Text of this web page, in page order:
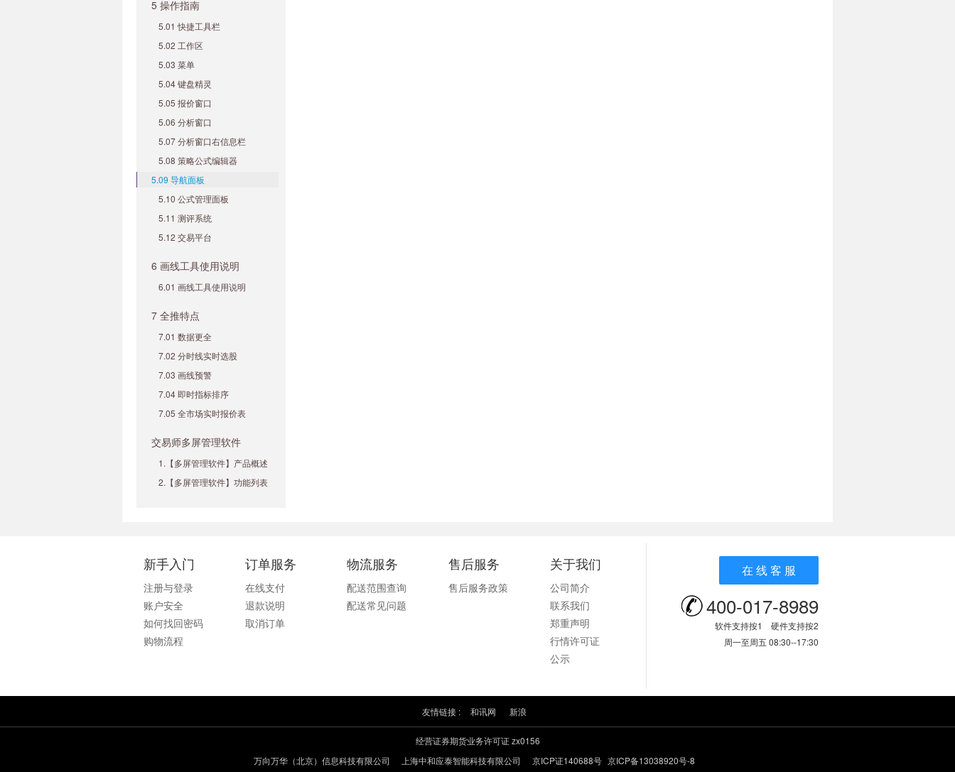
5 操作指南
5.01 快捷工具栏
5.02 工作区
5.03 菜单
5.04 键盘精灵
5.05 报价窗口
5.06 分析窗口
5.07 分析窗口右信息栏
5.08 策略公式编辑器
5.09 导航面板
5.10 公式管理面板
5.11 测评系统
5.12 交易平台
6 画线工具使用说明
6.01 画线工具使用说明
7 全推特点
7.01 数据更全
7.02 分时线实时选股
7.03 画线预警
7.04 即时指标排序
7.05 全市场实时报价表
交易师多屏管理软件
1.【多屏管理软件】产品概述
2.【多屏管理软件】功能列表
新手入门
注册与登录
账户安全
如何找回密码
购物流程
订单服务
在线支付
退款说明
取消订单
物流服务
配送范围查询
配送常见问题
售后服务
售后服务政策
关于我们
公司简介
联系我们
郑重声明
行情许可证
公示
在 线 客 服
400-017-8989
软件支持按1 硬件支持按2
周一至周五 08:30--17:30
友情链接 : 和讯网 新浪
经营证券期货业务许可证 zx0156
万向万华（北京）信息科技有限公司
上海中和应泰智能科技有限公司 京ICP证140688号 京ICP备13038920号-8